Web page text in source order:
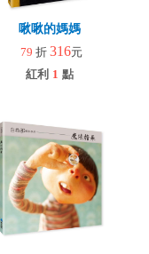
啾啾的媽媽
79 折 316元
紅利 1 點